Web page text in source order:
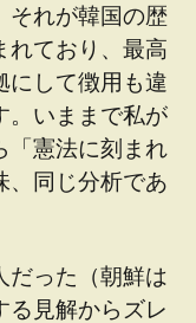
それが韓国の歴
れており、最高
にして徴用も違
。いままで私が
「憲法に刻まれ
、同じ分析であ
だった（朝鮮は
る見解からズレ